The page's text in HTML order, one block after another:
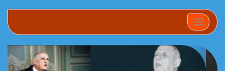
r
S
u